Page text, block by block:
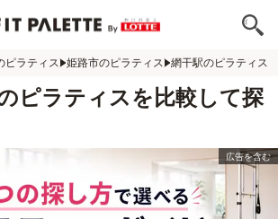
ピラティス 姫路市のピラティス 網干駅のピラティス
ピラティスを比較して探